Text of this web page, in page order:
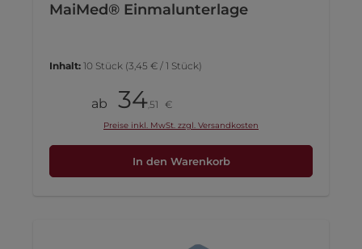
MaiMed® Einmalunterlage
Inhalt: 10 Stück (3,45 € / 1 Stück)
ab 34,51 €
Preise inkl. MwSt. zzgl. Versandkosten
In den Warenkorb